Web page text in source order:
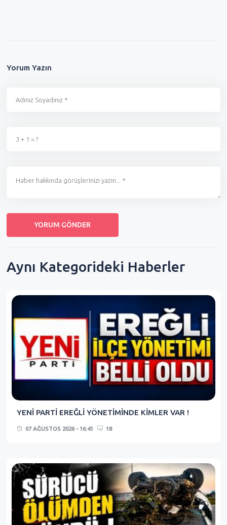
Yorum Yazın
Aynı Kategorideki Haberler
YENİ PARTİ EREĞLİ YÖNETİMİNDE KİMLER VAR !
07 AĞUSTOS 2026 - 16:41 18